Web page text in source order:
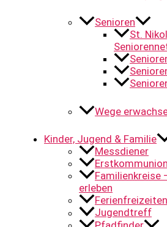
Senioren
St.
Wege
Kinder, Jugend & Familie
Messdiener
Familienkreise
erleben
Ferienfreizeiten
Jugendtreff